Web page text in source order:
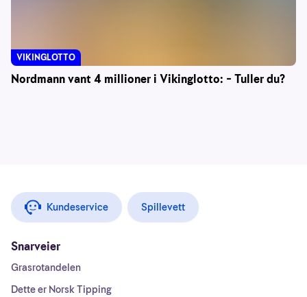
Nordmann vant 4 millioner i Vikinglotto: – Tuller du?
VIKINGLOTTO
Kundeservice Spillevett
Snarveier
Grasrotandelen
Dette er Norsk Tipping